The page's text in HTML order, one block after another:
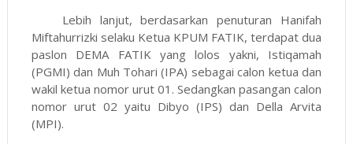
Lebih lanjut, berdasarkan penuturan Hanifah
Miftahurrizki selaku Ketua KPUM FATIK, terdapat dua
paslon DEMA FATIK yang lolos yakni, Istiqamah
(PGMI) dan Muh Tohari (IPA) sebagai calon ketua dan
wakil ketua nomor urut 01. Sedangkan pasangan calon
nomor urut 02 yaitu Dibyo (IPS) dan Della Arvita
(MPI).